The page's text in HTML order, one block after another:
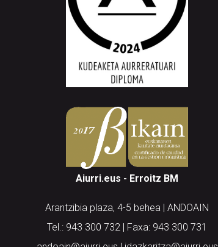
Aiurri.eus - Erroitz BM
Arantzibia plaza, 4-5 behea | ANDOAIN
Tel.: 943 300 732 | Faxa: 943 300 731